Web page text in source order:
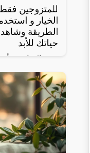
للمتزوجين
الخيار و
الطريقة
حياتك للأبد
يعتبر الخيار من
لدى الكثيرين،
السعرات وطعمه
لأنه غني